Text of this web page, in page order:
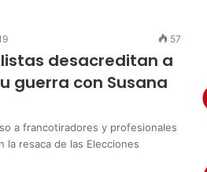
57
desacreditan a
guerra con Susana
a francotiradores y profesionales
la resaca de las Elecciones